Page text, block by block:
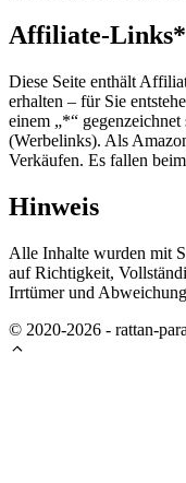
Affiliate-Links*
Diese Seite enthält
erhalten – für Sie
einem „*“
(Werbelinks). Als
Verkäufen. Es fallen
Hinweis
Alle Inhalte wurden mit
auf Richtigkeit,
Irrtümer und
© 2020-2026 - rattan-